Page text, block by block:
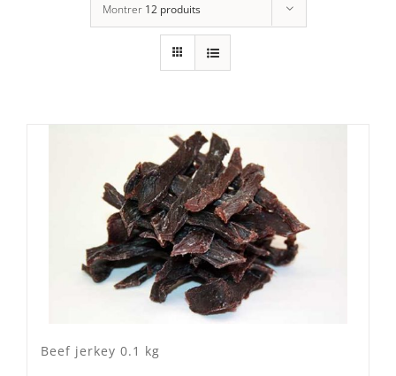
Boeuf Lo Bâo(1)
Cheval Suisse(0)
Porc Lo Caïon(1)
Veau Lo VÎ(0)
Volaille Suisse(0)
Panier(0)
Poste standard (2)
Retrait à Sévery(0)
Montrer 12 produits
Beef jerkey 0.1 kg